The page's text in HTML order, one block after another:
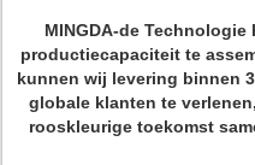
MINGDA-de
productiecapaciteit te
kunnen wij levering binnen
globale klanten te
rooskleurige toekomst